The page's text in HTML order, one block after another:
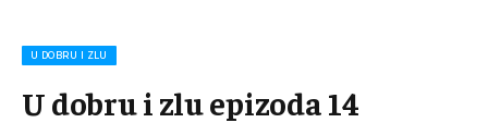
U DOBRU I ZLU
U dobru i zlu epizoda 14